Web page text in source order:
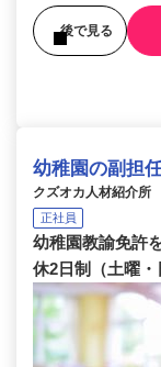
後で見る
幼稚園の副担
クズオカ人材紹介所
正社員
幼稚園教諭免許
休2日制（土曜・